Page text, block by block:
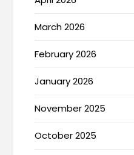
March 2026
February 2026
January 2026
November 2025
October 2025